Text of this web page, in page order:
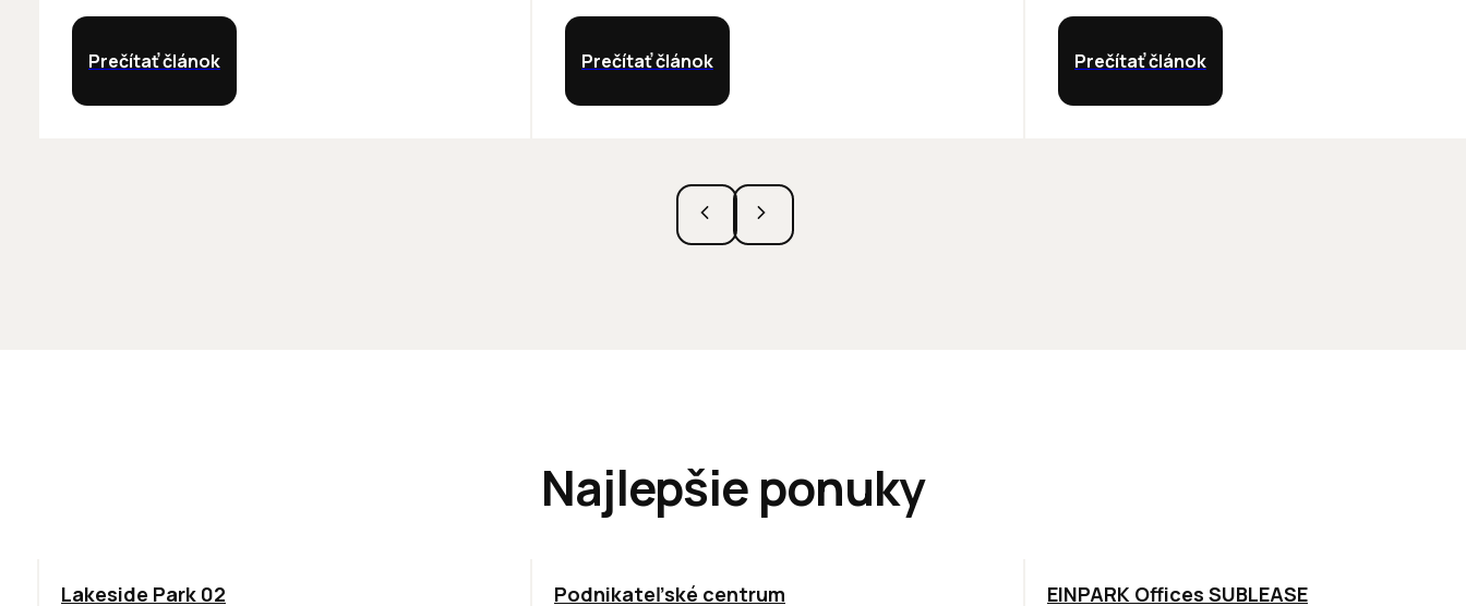
Prečítať článok Prečítať článok Prečítať článok
Najlepšie ponuky
ODPORÚČAME
Lakeside Park 02 ODPORÚČAME
Podnikateľské centrum TOP ODPORÚČAME
EINPARK Offices SUBLEASE